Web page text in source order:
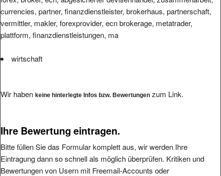
currencies, partner, finanzdienstleister, brokerhaus, partnerschaft,
vermittler, makler, forexprovider, ecn brokerage, metatrader,
plattform, finanzdienstleistungen, ma
wirtschaft
Wir haben keine hinterlegte Infos bzw. Bewertungen zum Link.
Ihre Bewertung eintragen.
Bitte füllen Sie das Formular komplett aus, wir werden Ihre
Eintragung dann so schnell als möglich überprüfen. Kritiken und
Bewertungen von Usern mit Freemail-Accounts oder